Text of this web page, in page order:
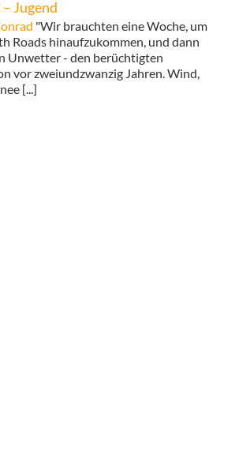
Jugend
"Wir brauchten eine Woche, um
Roads hinaufzukommen, und dann
Unwetter - den berüchtigten
vor zweiundzwanzig Jahren. Wind,
[...]